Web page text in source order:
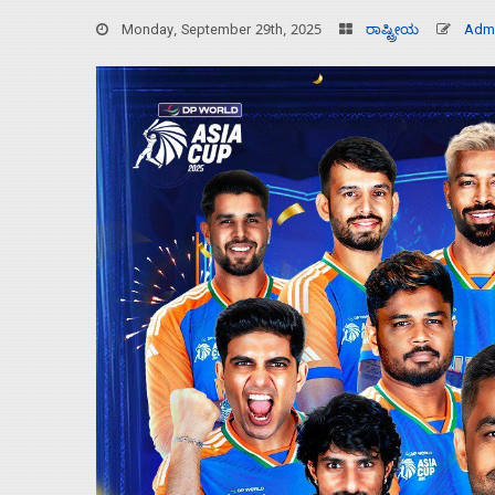
Monday, September 29th, 2025 ರಾಷ್ಟ್ರೀಯ